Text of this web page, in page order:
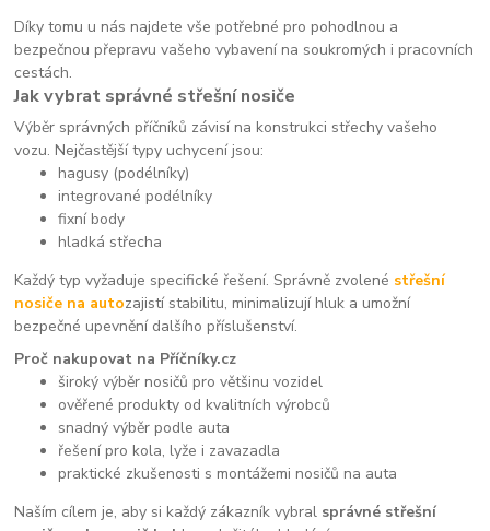
Díky tomu u nás najdete vše potřebné pro pohodlnou a
bezpečnou přepravu vašeho vybavení na soukromých i pracovních
cestách.
Jak vybrat správné střešní nosiče
Výběr správných příčníků závisí na konstrukci střechy vašeho
vozu. Nejčastější typy uchycení jsou:
hagusy (podélníky)
integrované podélníky
fixní body
hladká střecha
Každý typ vyžaduje specifické řešení. Správně zvolené střešní
nosiče na autozajistí stabilitu, minimalizují hluk a umožní
bezpečné upevnění dalšího příslušenství.
Proč nakupovat na Příčníky.cz
široký výběr nosičů pro většinu vozidel
ověřené produkty od kvalitních výrobců
snadný výběr podle auta
řešení pro kola, lyže i zavazadla
praktické zkušenosti s montážemi nosičů na auta
Naším cílem je, aby si každý zákazník vybral správné střešní